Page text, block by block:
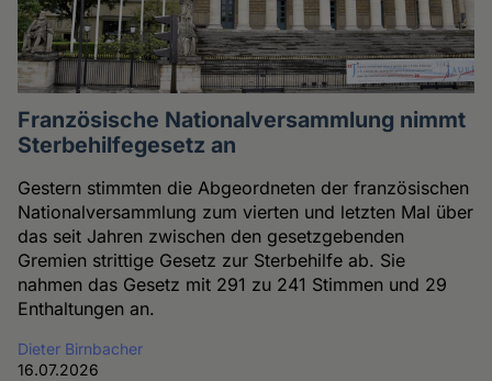
Französische Nationalversammlung nimmt
Sterbehilfegesetz an
Gestern stimmten die Abgeordneten der französischen
Nationalversammlung zum vierten und letzten Mal über
das seit Jahren zwischen den gesetzgebenden
Gremien strittige Gesetz zur Sterbehilfe ab. Sie
nahmen das Gesetz mit 291 zu 241 Stimmen und 29
Enthaltungen an.
Dieter Birnbacher
16.07.2026